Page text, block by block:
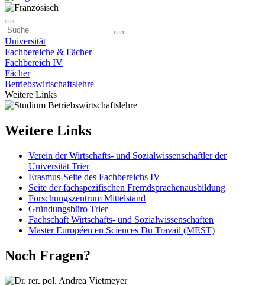
Universität
Fachbereiche & Fächer
Fachbereich IV
Fächer
Betriebswirtschaftslehre
Weitere Links
Weitere Links
Verein der Wirtschafts- und Sozialwissenschaftler der
Universität Trier
Erasmus-Seite des Fachbereichs IV
Seite der fachspezifischen Fremdsprachenausbildung
Forschungszentrum Mittelstand
Gründungsbüro Trier
Fachschaft Wirtschafts- und Sozialwissenschaften
Master Européen en Sciences Du Travail (MEST)
Noch Fragen?